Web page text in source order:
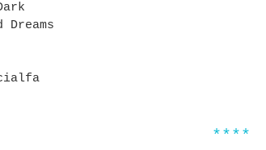
Dreams
****